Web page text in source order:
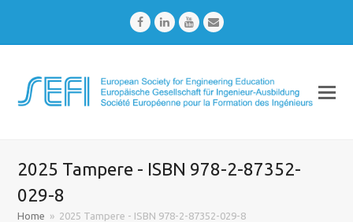
FacebookLinkedInYoutubeEmail
2025 Tampere - ISBN 978-2-87352-
029-8
Home » 2025 Tampere - ISBN 978-2-87352-029-8